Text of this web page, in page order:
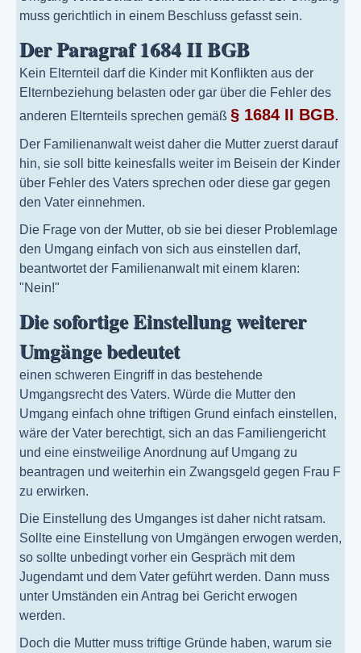
muss gerichtlich in einem Beschluss gefasst sein.
Der Paragraf 1684 II BGB
Kein Elternteil darf die Kinder mit Konflikten aus der
Elternbeziehung belasten oder gar über die Fehler des
anderen Elternteils sprechen gemäß § 1684 II BGB.
Der Familienanwalt weist daher die Mutter zuerst darauf
hin, sie soll bitte keinesfalls weiter im Beisein der Kinder
über Fehler des Vaters sprechen oder diese gar gegen
den Vater einnehmen.
Die Frage von der Mutter, ob sie bei dieser Problemlage
den Umgang einfach von sich aus einstellen darf,
beantwortet der Familienanwalt mit einem klaren:
"Nein!"
Die sofortige Einstellung weiterer
Umgänge bedeutet
einen schweren Eingriff in das bestehende
Umgangsrecht des Vaters. Würde die Mutter den
Umgang einfach ohne triftigen Grund einfach einstellen,
wäre der Vater berechtigt, sich an das Familiengericht
und eine einstweilige Anordnung auf Umgang zu
beantragen und weiterhin ein Zwangsgeld gegen Frau F
zu erwirken.
Die Einstellung des Umganges ist daher nicht ratsam.
Sollte eine Einstellung von Umgängen erwogen werden,
so sollte unbedingt vorher ein Gespräch mit dem
Jugendamt und dem Vater geführt werden. Dann muss
unter Umständen ein Antrag bei Gericht erwogen
werden.
Doch die Mutter muss triftige Gründe haben, warum sie